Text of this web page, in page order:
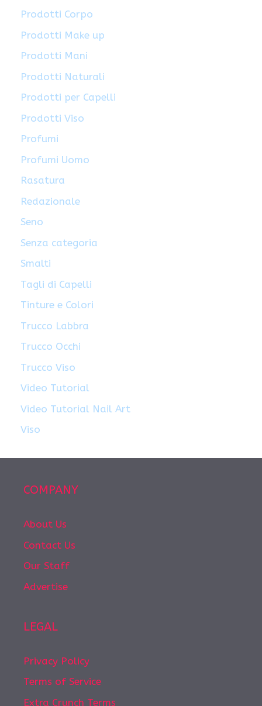
Prodotti Corpo
Prodotti Make up
Prodotti Mani
Prodotti Naturali
Prodotti per Capelli
Prodotti Viso
Profumi
Profumi Uomo
Rasatura
Redazionale
Seno
Senza categoria
Smalti
Tagli di Capelli
Tinture e Colori
Trucco Labbra
Trucco Occhi
Trucco Viso
Video Tutorial
Video Tutorial Nail Art
Viso
COMPANY
About Us
Contact Us
Our Staff
Advertise
LEGAL
Privacy Policy
Terms of Service
Extra Crunch Terms